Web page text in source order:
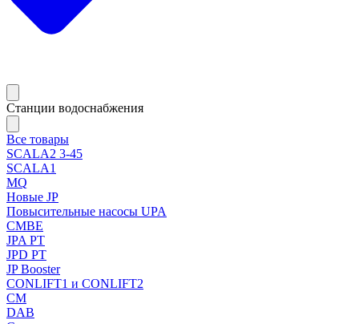
Станции водоснабжения
Все товары
SCALA2 3-45
SCALA1
MQ
Новые JP
Повысительные насосы UPA
CMBE
JPA PT
JPD PT
JP Booster
CONLIFT1 и CONLIFT2
CM
DAB